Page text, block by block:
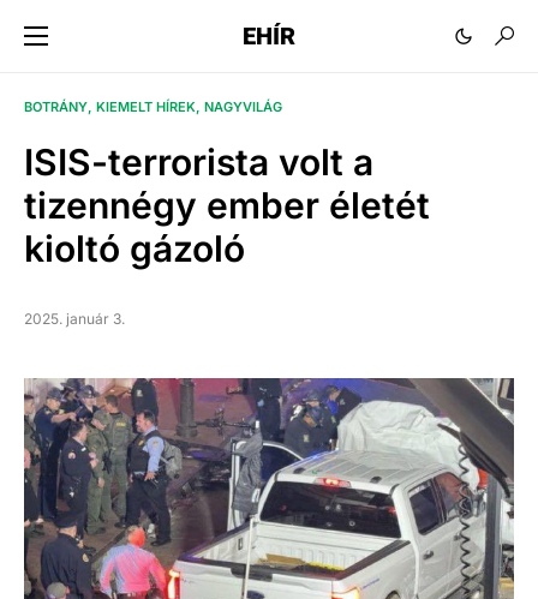
EHÍR
BOTRÁNY KIEMELT HÍREK NAGYVILÁG
ISIS-terrorista volt a
tizennégy ember életét
kioltó gázoló
2025. január 3.